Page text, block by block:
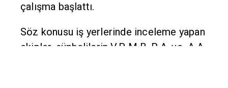
çalışma başlattı.
Söz konusu iş yerlerinde inceleme yapan
ekipler, şüphelilerin V.P, M.B, R.A. ve A.A.